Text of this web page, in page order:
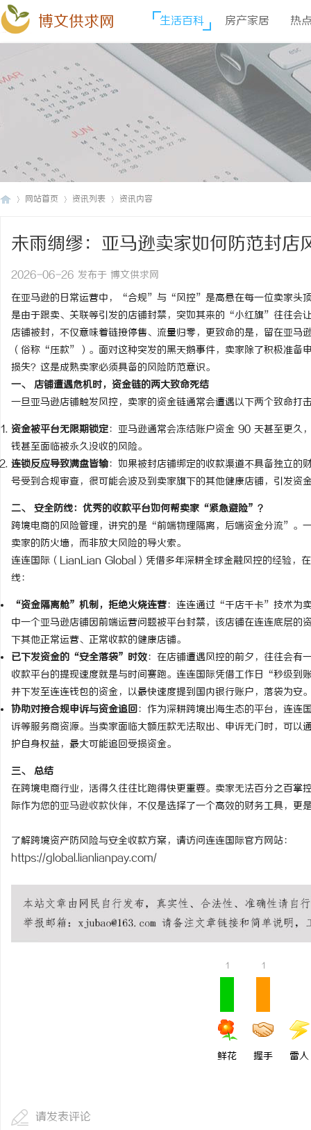
博文供求网 生活百科 房产家居 热
网站首页 资讯列表 资讯内容
未雨绸缪：亚马逊卖家如何防范封
2026-06-26 发布于 博文供求网
在亚马逊的日常运营中，“合规”与“风控”是高悬在每一位卖家头
是由于跟卖、关联等引发的店铺封禁，突如其来的“小红旗”往往会
店铺被封，不仅意味着链接停售、流量归零，更致命的是，留在亚
（俗称“压款”）。面对这种突发的黑天鹅事件，卖家除了积极准备
损失？这是成熟卖家必须具备的风险防范意识。
一、 店铺遭遇危机时，资金链的两大致命死结
一旦亚马逊店铺触发风控，卖家的资金链通常会遭遇以下两个致命打
资金被平台无限期锁定：亚马逊通常会冻结账户资金 90 天甚至更久
钱甚至面临被永久没收的风险。
连锁反应导致满盘皆输：如果被封店铺绑定的收款渠道不具备独立的
号受到合规审查，很可能会波及到卖家旗下的其他健康店铺，引发资
二、 安全防线：优秀的收款平台如何帮卖家“紧急避险”？
跨境电商的风险管理，讲究的是“前端物理隔离，后端资金分流”。
卖家的防火墙，而非放大风险的导火索。
连连国际（LianLian Global）凭借多年深耕全球金融风控的经验，
线：
“资金隔离舱”机制，拒绝火烧连营：连连通过“千店千卡”技术为
中一个亚马逊店铺因前端运营问题被平台封禁，该店铺在连连底层
下其他正常运营、正常收款的健康店铺。
已下发资金的“安全落袋”时效：在店铺遭遇风控的前夕，往往会
收款平台的提现速度就是与时间赛跑。连连国际凭借工作日“秒级
并下发至连连钱包的资金，以最快速度提到国内银行账户，落袋为安
协助对接合规申诉与资金追回：作为深耕跨境出海生态的平台，连连
诉等服务商资源。当卖家面临大额压款无法取出、申诉无门时，可以
护自身权益，最大可能追回受损资金。
三、 总结
在跨境电商行业，活得久往往比跑得快更重要。卖家无法百分之百
际作为您的亚马逊收款伙伴，不仅是选择了一个高效的财务工具，
了解跨境资产防风险与安全收款方案，请访问连连国际官方网站：
https://global.lianlianpay.com/
1
鲜花
1
握手 雷人
请发表评论